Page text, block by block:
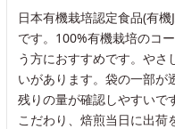
日本有機栽培認定食品(有
です。100%有機栽培のコ
う方におすすめです。やさ
いがあります。袋の一部が
残りの量が確認しやすいで
こだわり、焙煎当日に出荷